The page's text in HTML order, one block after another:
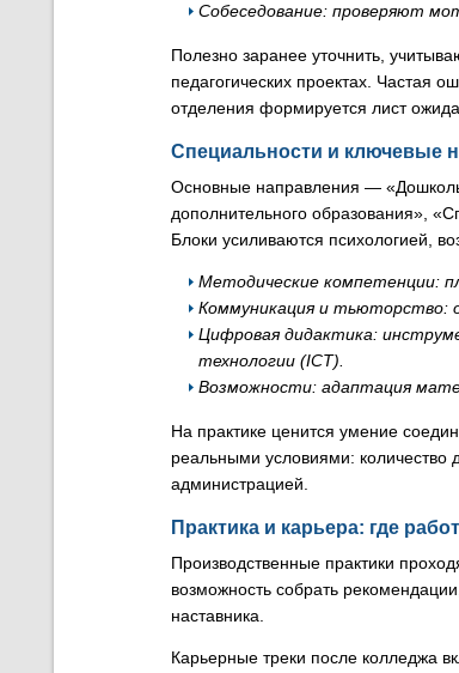
Собеседование: проверяют
Полезно заранее уточнить,
педагогических проектах. Частая
отделения формируется лист
Специальности и ключевые
Основные направления —
дополнительного образования»,
Блоки усиливаются психологией,
Методические компетенции:
Коммуникация и тьюторство:
Цифровая дидактика:
технологии (ICT).
Возможности: адаптация
На практике ценится умение
реальными условиями: количество
администрацией.
Практика и карьера: где
Производственные практики
возможность собрать
наставника.
Карьерные треки после колледжа